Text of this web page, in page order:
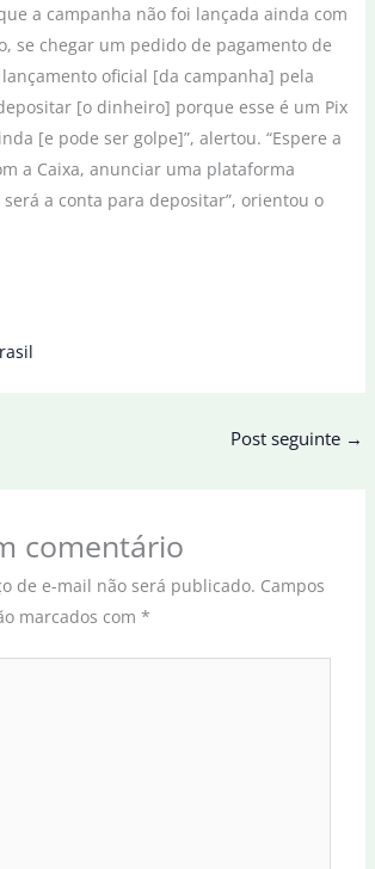
a campanha não foi lançada ainda com
se chegar um pedido de pagamento de
oficial [da campanha] pela
[o dinheiro] porque esse é um Pix
[e pode ser golpe]”, alertou. “Espere a
a Caixa, anunciar uma plataforma
a conta para depositar”, orientou o
Post seguinte →
comentário
de e-mail não será publicado. Campos
marcados com *